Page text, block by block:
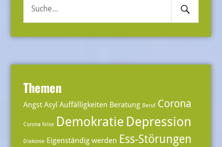
Suche
Search
Submit
Themen
Angst Asyl Auffälligkeiten Beratung Beruf Corona
Corona Krise Demokratie Depression
Diakonie Eigenständig werden Ess-Störungen